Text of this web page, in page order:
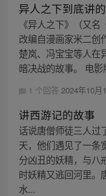
异人之下到底讲
《异人之下》（又
改编自漫画家米二创
楚岚、冯宝宝等人在
暗决战的故事。 电
1 个回答 2024年10月
讲西游记的故事
话说唐僧师徒三人过
天，他们遇见了一条
分凶丑的妖精，与八
时妖精又逃回河里。
水...